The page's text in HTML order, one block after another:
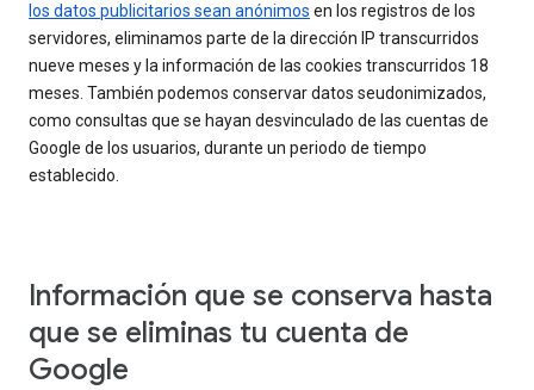
los datos publicitarios sean anónimos en los registros de los
servidores, eliminamos parte de la dirección IP transcurridos
nueve meses y la información de las cookies transcurridos 18
meses. También podemos conservar datos seudonimizados,
como consultas que se hayan desvinculado de las cuentas de
Google de los usuarios, durante un periodo de tiempo
establecido.
Información que se conserva hasta
que se eliminas tu cuenta de
Google